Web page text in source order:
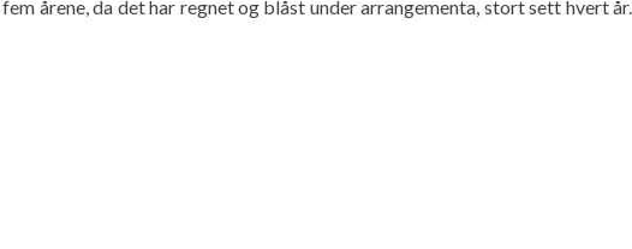
årene, da det har regnet og blåst under arrangementa, stort sett hvert år.